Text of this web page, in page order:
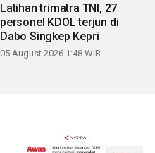
Latihan trimatra TNI, 27
personel KDOL terjun di
Dabo Singkep Kepri
05 August 2026 1:48 WIB